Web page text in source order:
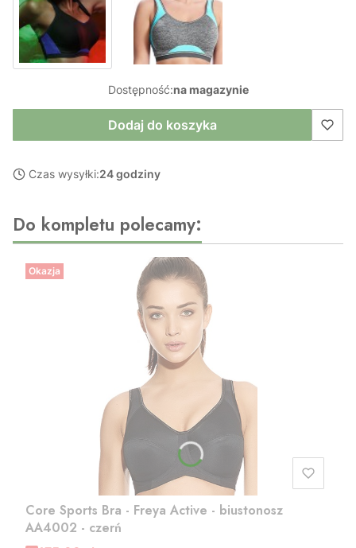
Dostępność:na magazynie
Dodaj do koszyka
Czas wysyłki:24 godziny
Do kompletu polecamy:
Okazja
Core Sports Bra - Freya Active - biustonosz
AA4002 - czerń